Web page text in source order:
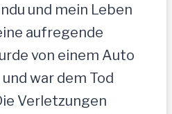
und mein Leben
aufregende
von einem Auto
war dem Tod
Verletzungen